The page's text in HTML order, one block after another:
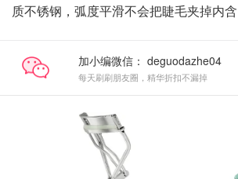
质不锈钢，弧度平滑不会把睫毛夹掉内含
加小编微信：
每天刷刷朋友圈，精华折扣不漏掉